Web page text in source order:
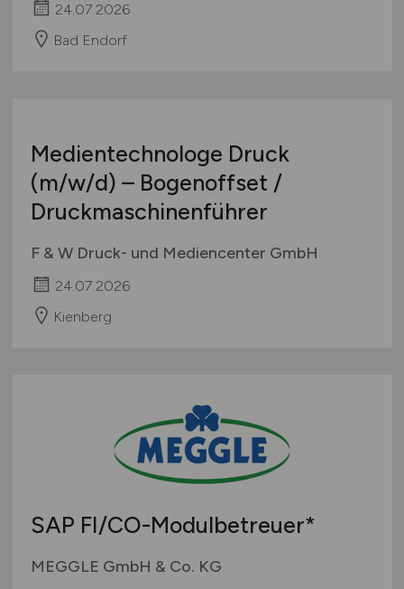
24.07.2026
Bad Endorf
Medientechnologe Druck
(m/w/d) – Bogenoffset /
Druckmaschinenführer
F & W Druck- und Mediencenter GmbH
24.07.2026
Kienberg
SAP FI/CO-Modulbetreuer*
MEGGLE GmbH & Co. KG